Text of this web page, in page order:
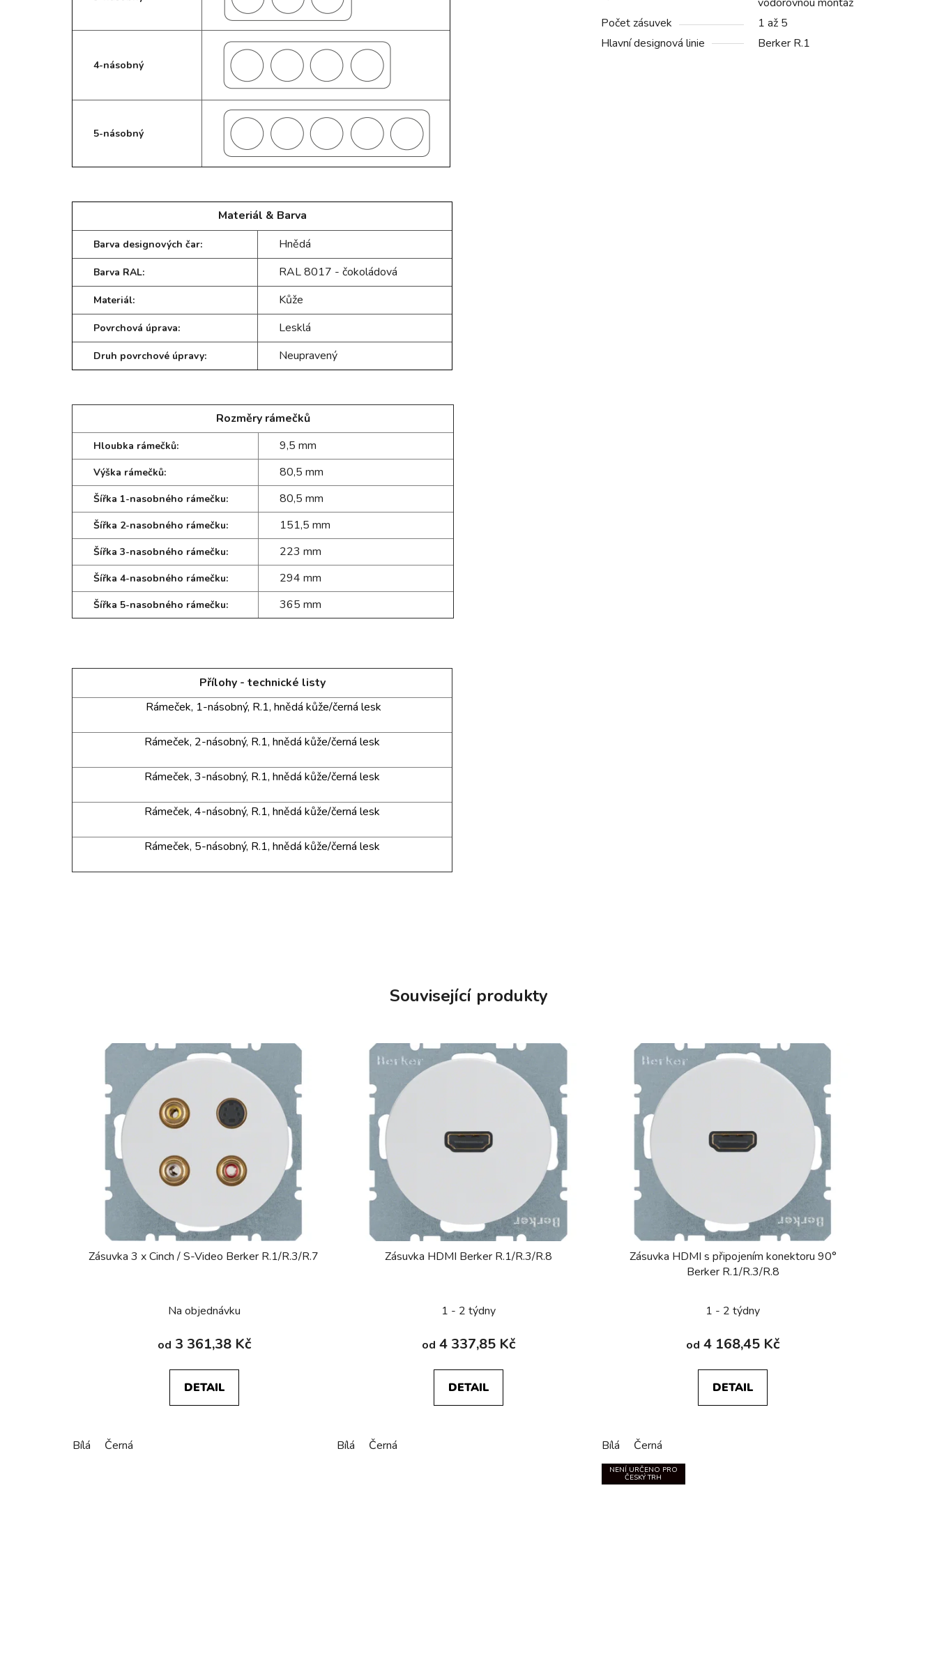
4-násobný
5-násobný
Materiál & Barva
Barva designových čar: Hnědá
Barva RAL: RAL 8017 - čokoládová
Materiál: Kůže
Povrchová úprava: Lesklá
Druh povrchové úpravy: Neupravený
Rozměry rámečků
Hloubka rámečků: 9,5 mm
Výška rámečků: 80,5 mm
Šířka 1-nasobného rámečku: 80,5 mm
Šířka 2-nasobného rámečku: 151,5 mm
Šířka 3-nasobného rámečku: 223 mm
Šířka 4-nasobného rámečku: 294 mm
Šířka 5-nasobného rámečku: 365 mm
Přílohy - technické listy
Rámeček, 1-násobný, R.1, hnědá kůže/černá lesk
Rámeček, 2-násobný, R.1, hnědá kůže/černá lesk
Rámeček, 3-násobný, R.1, hnědá kůže/černá lesk
Rámeček, 4-násobný, R.1, hnědá kůže/černá lesk
Rámeček, 5-násobný, R.1, hnědá kůže/černá lesk
Počet zásuvek
1 až 5
Hlavní designová linie
Berker R.1
Související produkty
Zásuvka 3 x Cinch / S-Video Berker R.1/R.3/R.7
Na objednávku
od 3 361,38 Kč
DETAIL
Bílá Černá
Zásuvka HDMI Berker R.1/R.3/R.8
1 - 2 týdny
od 4 337,85 Kč
DETAIL
Bílá Černá
Zásuvka HDMI s připojením konektoru 90°
Berker R.1/R.3/R.8
1 - 2 týdny
od 4 168,45 Kč
DETAIL
Bílá Černá
NENÍ URČENO PRO
ČESKÝ TRH